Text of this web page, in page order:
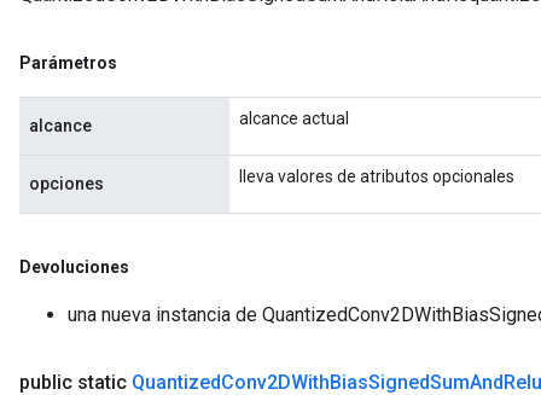
Parámetros
alcance alcance actual
opciones lleva valores de atributos opcionales
Devoluciones
una nueva instancia de
public static QuantizedConv2DWithBiasSignedSumAndRelu